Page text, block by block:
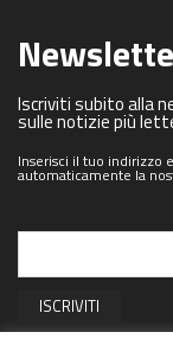
Iscriviti subito alla
sulle notizie più
Inserisci il tuo indirizzo
automaticamente la